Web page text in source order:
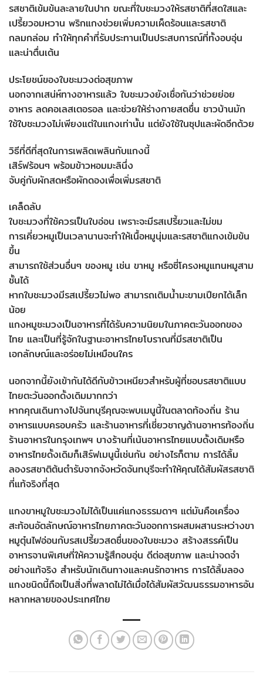
รสชาติเข้มข้นละลายในปาก ขณะที่ใบชะมวงให้รสชาติที่สดใสและ
เปรี้ยวอมหวาน พริกแกงช่วยเพิ่มความเผ็ดร้อนและรสชาติ
กลมกล่อม ทำให้ทุกคำที่รับประทานเป็นประสบการณ์ที่ทั้งอบอุ่น
และน่าตื่นเต้น
ประโยชน์ของใบชะมวงต่อสุขภาพ
นอกจากเสน่ห์ทางอาหารแล้ว ใบชะมวงยังเชื่อกันว่าช่วยย่อย
อาหาร ลดคอเลสเตอรอล และช่วยให้ร่างกายสดชื่น ชาวบ้านมัก
ใช้ใบชะมวงไม่เพียงแต่ในแกงเท่านั้น แต่ยังใช้ในซุปและผัดอีกด้วย
วิธีที่ดีที่สุดในการเพลิดเพลินกับแกงนี้
เสิร์ฟร้อนๆ พร้อมข้าวหอมมะลินึ่ง
จับคู่กับผักสดหรือผักดองเพื่อเพิ่มรสชาติ
เคล็ดลับ
ใบชะมวงที่ใช้ควรเป็นใบอ่อน เพราะจะมีรสเปรี้ยวและไม่ขม
การเคี่ยวหมูเป็นเวลานานจะทำให้เนื้อหมูนุ่มและรสชาติแกงเข้มข้น
ขึ้น
สามารถใช้ส่วนอื่นๆ ของหมู เช่น ขาหมู หรือซี่โครงหมูแทนหมูสาม
ชั้นได้
หากใบชะมวงมีรสเปรี้ยวไม่พอ สามารถเติมน้ำมะขามเปียกได้เล็ก
น้อย
แกงหมูชะมวงเป็นอาหารที่ได้รับความนิยมในภาคตะวันออกของ
ไทย และเป็นที่รู้จักในฐานะอาหารไทยโบราณที่มีรสชาติเป็น
เอกลักษณ์และอร่อยไม่เหมือนใคร
นอกจากนี้ยังเข้ากันได้ดีกับข้าวเหนียวสำหรับผู้ที่ชอบรสชาติแบบ
ไทยตะวันออกดั้งเดิมมากกว่า
หากคุณเดินทางไปจันทบุรีคุณจะพบเมนูนี้ในตลาดท้องถิ่น ร้าน
อาหารแบบครอบครัว และร้านอาหารที่เชี่ยวชาญด้านอาหารท้องถิ่น
ร้านอาหารในกรุงเทพฯ บางร้านที่เน้นอาหารไทยแบบดั้งเดิมหรือ
อาหารไทยดั้งเดิมก็เสิร์ฟเมนูนี้เช่นกัน อย่างไรก็ตาม การได้ลิ้ม
ลองรสชาติต้นตำรับจากจังหวัดจันทบุรีจะทำให้คุณได้สัมผัสรสชาติ
ที่แท้จริงที่สุด
แกงขาหมูใบชะมวงไม่ได้เป็นแค่แกงธรรมดาๆ แต่มันคือเครื่อง
สะท้อนอัตลักษณ์อาหารไทยภาคตะวันออกการผสมผสานระหว่างขา
หมูตุ๋นไฟอ่อนกับรสเปรี้ยวสดชื่นของใบชะมวง สร้างสรรค์เป็น
อาหารจานพิเศษที่ให้ความรู้สึกอบอุ่น ดีต่อสุขภาพ และน่าจดจำ
อย่างแท้จริง สำหรับนักเดินทางและคนรักอาหาร การได้ลิ้มลอง
แกงชนิดนี้ถือเป็นสิ่งที่พลาดไม่ได้เมื่อได้สัมผัสวัฒนธรรมอาหารอัน
หลากหลายของประเทศไทย